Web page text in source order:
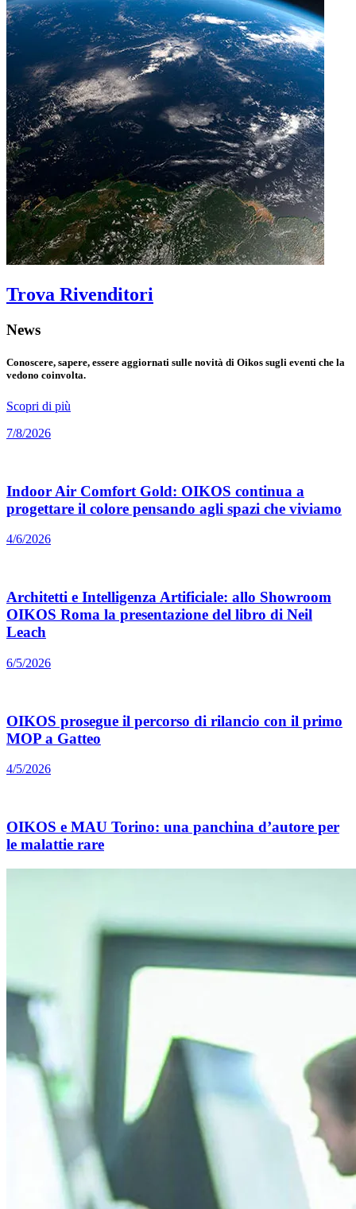
Trova Rivenditori
News
Conoscere, sapere, essere aggiornati sulle novità di Oikos sugli eventi che la
vedono coinvolta.
Scopri di più
7/8/2026
Indoor Air Comfort Gold: OIKOS continua a
progettare il colore pensando agli spazi che viviamo
4/6/2026
Architetti e Intelligenza Artificiale: allo Showroom
OIKOS Roma la presentazione del libro di Neil
Leach
6/5/2026
OIKOS prosegue il percorso di rilancio con il primo
MOP a Gatteo
4/5/2026
OIKOS e MAU Torino: una panchina d’autore per
le malattie rare